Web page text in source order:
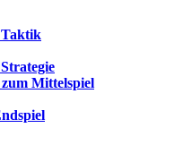
Taktik
Mittelspiel